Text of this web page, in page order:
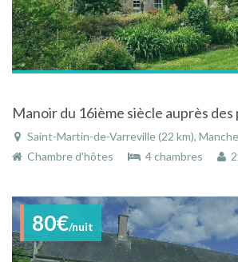
Saint-Martin-de-Varreville (22 km), Manche, Basse-
Chambre d'hôtes
4 chambres
80€/nuit